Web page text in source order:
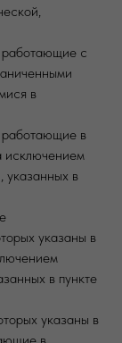
работающие с
в
работающие в
исключением
указанных в
указаны в
в пункте
указаны в